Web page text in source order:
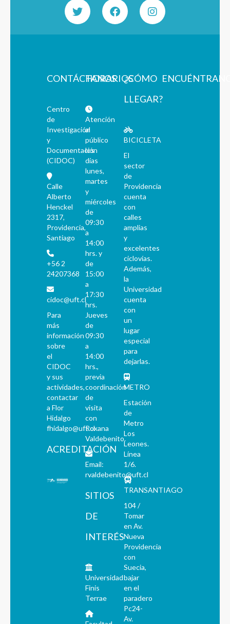
CONTÁCTANOS
Centro
de
Investigación
y
Documentación
(CIDOC)
Calle
Alberto
Henckel
2317,
Providencia,
Santiago
+56 2
24207368
cidoc@uft.cl
Para
más
información
sobre
el
CIDOC
y sus
actividades,
contactar
a Flor
Hidalgo
fhidalgo@uft.cl
ACREDITACIÓN
HORARIOS
Atención
al
público
los
días
lunes,
martes
y
miércoles
de
09:30
a
14:00
hrs. y
de
15:00
a
17:30
hrs.
Jueves
de
09:30
a
14:00
hrs.,
previa
coordinación
de
visita
con
Roxana
Valdebenito.
Email:
rvaldebenito@uft.cl
SITIOS
DE
INTERÉS
Universidad
Finis
Terrae
¿CÓMO
LLEGAR?
BICICLETA
El
sector
de
Providencia
cuenta
con
calles
amplias
y
excelentes
ciclovías.
Además,
la
Universidad
cuenta
con
un
lugar
especial
para
dejarlas.
METRO
Estación
de
Metro
Los
Leones.
Línea
1/6.
TRANSANTIAGO
104 /
Tomar
en Av.
Nueva
Providencia
con
Suecia,
bajar
en el
paradero
Pc24-
Av.